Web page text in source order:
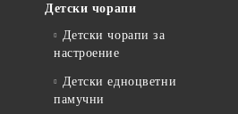
Детски чорапи
Детски чорапи за
настроение
Детски едноцветни
памучни